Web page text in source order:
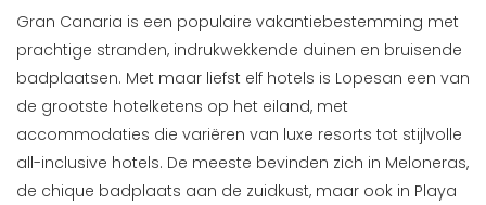
Gran Canaria is een populaire vakantiebestemming met
prachtige stranden, indrukwekkende duinen en bruisende
badplaatsen. Met maar liefst elf hotels is Lopesan een van
de grootste hotelketens op het eiland, met
accommodaties die variëren van luxe resorts tot stijlvolle
all-inclusive hotels. De meeste bevinden zich in Meloneras,
de chique badplaats aan de zuidkust, maar ook in Playa